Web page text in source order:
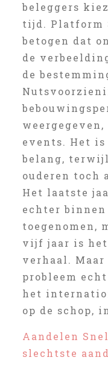
beleggers
tijd. Platform
betogen dat
de
de
events. Het
belang,
ouderen toch
Het laatste
echter
toegenomen,
vijf jaar is het
verhaal.
probleem
het
op de schop,
Aandelen
slechtste